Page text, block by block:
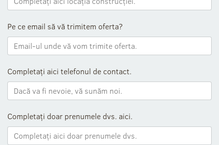
Pe ce email să vă trimitem oferta?
Completați aici telefonul de contact.
Completați doar prenumele dvs. aici.